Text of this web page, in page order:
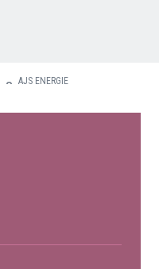
AJS ENERGIE